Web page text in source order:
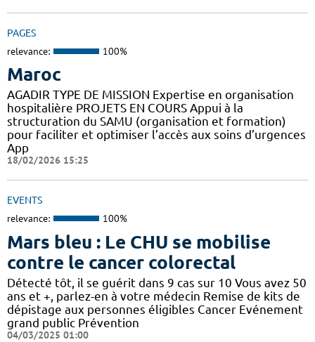
PAGES
relevance: 100%
Maroc
AGADIR TYPE DE MISSION Expertise en organisation
hospitalière PROJETS EN COURS Appui à la
structuration du SAMU (organisation et formation)
pour faciliter et optimiser l’accès aux soins d’urgences
App
18/02/2026 15:25
EVENTS
relevance: 100%
Mars bleu : Le CHU se mobilise
contre le cancer colorectal
Détecté tôt, il se guérit dans 9 cas sur 10 Vous avez 50
ans et +, parlez-en à votre médecin Remise de kits de
dépistage aux personnes éligibles Cancer Evénement
grand public Prévention
04/03/2025 01:00